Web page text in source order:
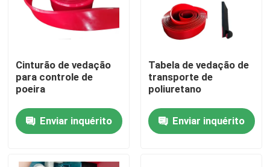
Casa
Cinturão de vedação
para controle de
poeira
Enviar inquérito
Tabela de vedação de
transporte de
poliuretano
Enviar inquérito